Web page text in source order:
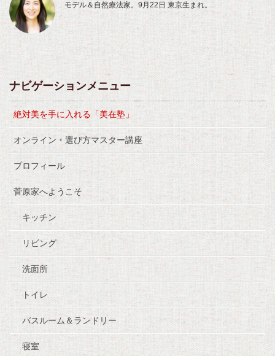
モデル＆自然療法家。9月22日 東京生まれ。
ナビゲーションメニュー
絶対美を手に入れる「美在塾」
オンライン・選び方マスター講座
プロフィール
菅原家へようこそ
キッチン
リビング
洗面所
トイレ
バスルーム＆ランドリー
寝室